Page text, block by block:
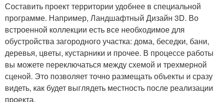
Составить проект территории удобнее в специальной
программе. Например, Ландшафтный Дизайн 3D. Во
встроенной коллекции есть все необходимое для
обустройства загородного участка: дома, беседки, бани,
деревья, цветы, кустарники и прочее. В процессе работы
вы можете переключаться между схемой и трехмерной
сценой. Это позволяет точно размещать объекты и сразу
видеть, как будет выглядеть местность после реализации
проекта.